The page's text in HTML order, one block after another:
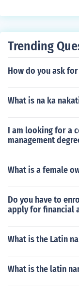
Trending
How do you ask
What is na ka
I am looking for a
management
What is a female
Do you have to
apply for financial
What is the Latin
What is the latin